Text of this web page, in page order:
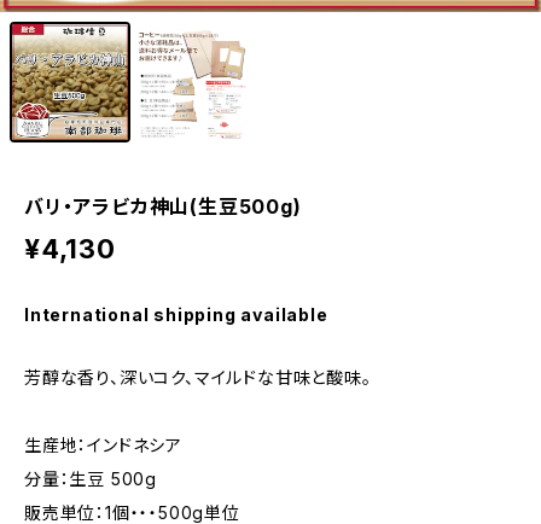
バリ・アラビカ神山(生豆500g)
¥4,130
International shipping available
芳醇な香り、深いコク、マイルドな甘味と酸味。
生産地：インドネシア
分量：生豆 500g
販売単位：1個・・・500g単位